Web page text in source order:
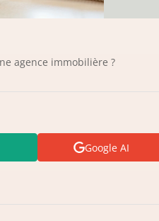
agence immobilière ?
Google AI